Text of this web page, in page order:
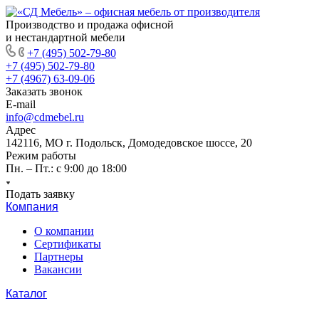
Производство и продажа офисной
и нестандартной мебели
+7 (495) 502-79-80
+7 (495) 502-79-80
+7 (4967) 63-09-06
Заказать звонок
E-mail
info@cdmebel.ru
Адрес
142116, МО г. Подольск, Домодедовское шоссе, 20
Режим работы
Пн. – Пт.: с 9:00 до 18:00
Подать заявку
Компания
О компании
Сертификаты
Партнеры
Вакансии
Каталог